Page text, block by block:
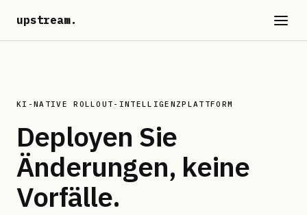
upstream.
KI-NATIVE ROLLOUT-INTELLIGENZPLATTFORM
Deployen Sie
Änderungen, keine
Vorfälle.